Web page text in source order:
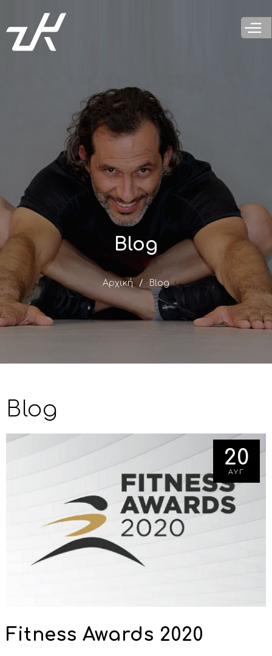
Blog
Αρχική Blog
Blog
20
ΑΥΓ
Fitness Awards 2020